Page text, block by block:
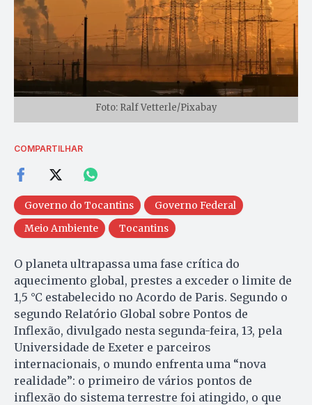
Foto: Ralf Vetterle/Pixabay
COMPARTILHAR
Governo do Tocantins
Governo Federal
Meio Ambiente
Tocantins
O planeta ultrapassa uma fase crítica do
aquecimento global, prestes a exceder o limite de
1,5 °C estabelecido no Acordo de Paris. Segundo o
segundo Relatório Global sobre Pontos de
Inflexão, divulgado nesta segunda-feira, 13, pela
Universidade de Exeter e parceiros
internacionais, o mundo enfrenta uma “nova
realidade”: o primeiro de vários pontos de
inflexão do sistema terrestre foi atingido, o que